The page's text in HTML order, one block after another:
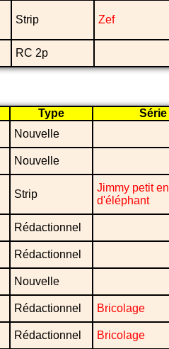
Strip Zef
RC 2p
Type
Série
Nouvelle
Nouvelle
Strip
Jimmy petit
d'éléphant
Rédactionnel
Rédactionnel
Nouvelle
Rédactionnel Bricolage
Rédactionnel Bricolage